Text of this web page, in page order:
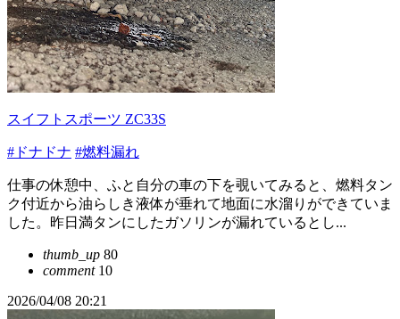
スイフトスポーツ ZC33S
#ドナドナ #燃料漏れ
仕事の休憩中、ふと自分の車の下を覗いてみると、燃料タン
ク付近から油らしき液体が垂れて地面に水溜りができていま
した。昨日満タンにしたガソリンが漏れているとし...
thumb_up 80
comment10
2026/04/08 20:21